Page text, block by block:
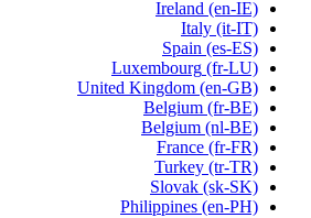
Ireland (en-IE)
Italy (it-IT)
Spain (es-ES)
Luxembourg (fr-LU)
United Kingdom (en-GB)
Belgium (fr-BE)
Belgium (nl-BE)
France (fr-FR)
Turkey (tr-TR)
Slovak (sk-SK)
Philippines (en-PH)